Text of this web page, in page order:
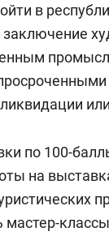
в
по 100-
на
мастер-